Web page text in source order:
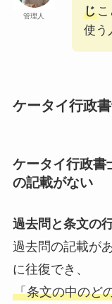
管理人
じこ
使う
ケータイ行政
ケータイ行政
の記載がない
過去問と条文の
過去問の記載が
に往復でき、
「条文の中のど